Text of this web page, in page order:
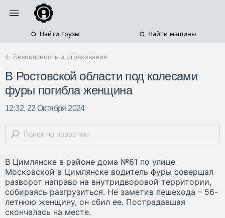
Найти грузы Найти машины
← Безопасность и страхование
В Ростовской области под колесами
фуры погибла женщина
12:32, 22 Октября 2024
В Цимлянске в районе дома №61 по улице
Московской в Цимлянске водитель фуры совершал
разворот направо на внутридворовой территории,
собираясь разгрузиться. Не заметив пешехода – 56-
летнюю женщину, он сбил ее. Пострадавшая
скончалась на месте.